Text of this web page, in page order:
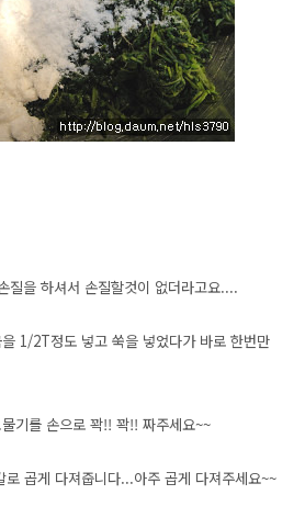
질을 하셔서 손질할것이 없더라고요....
1/2T정도 넣고 쑥을 넣었다가 바로 한번만
기를 손으로 꽉!! 꽉!! 짜주세요~~
곱게 다져줍니다...아주 곱게 다져주세요~~